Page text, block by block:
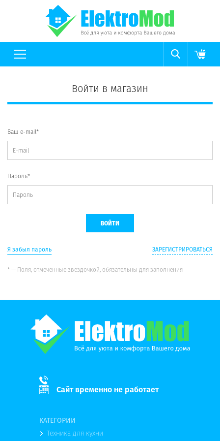
Войти в магазин
Ваш e-mail*
Пароль*
Я забыл пароль ЗАРЕГИСТРИРОВАТЬСЯ
* — Поля, отмеченные звездочкой, обязательны для заполнения
Сайт временно не работает
КАТЕГОРИИ
Техника для кухни